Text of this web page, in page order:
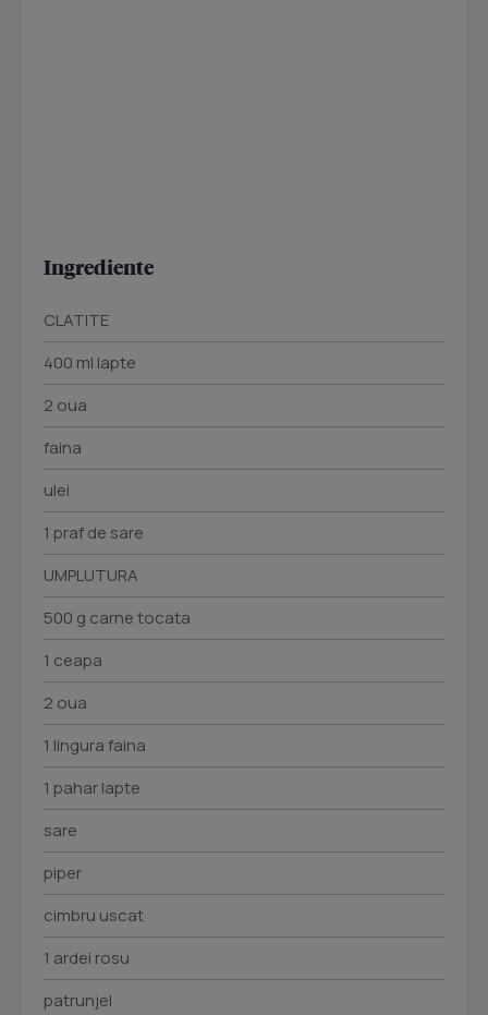
Ingrediente
CLATITE
400 ml lapte
2 oua
faina
ulei
1 praf de sare
UMPLUTURA
500 g carne tocata
1 ceapa
2 oua
1 lingura faina
1 pahar lapte
sare
piper
cimbru uscat
1 ardei rosu
patrunjel